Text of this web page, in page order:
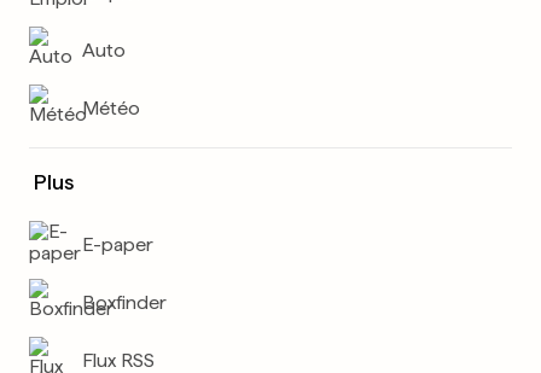
Auto
Météo
Plus
E-paper
Boxfinder
Flux RSS